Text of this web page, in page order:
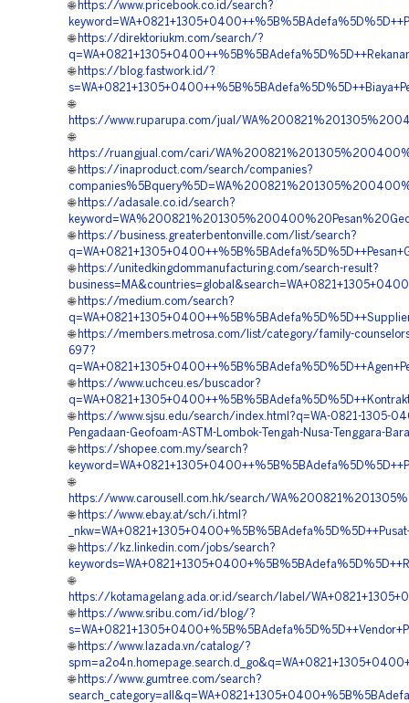
🌐 https://www.pricebook.co.id/search?
🌐 https://direktoriukm.com/search/?
🌐 https://blog.fastwork.id/?
🌐
https://www.ruparupa.com/jual/
🌐
https://ruangjual.com/cari/
🌐 https://inaproduct.com/search/companies?
🌐 https://adasale.co.id/search?
🌐 https://business.greaterbentonville.com/list/search?
🌐 https://unitedkingdommanufacturing.com/search-result?
🌐 https://medium.com/search?
🌐 https://members.metrosa.com/list/category/family-
697?
🌐 https://www.uchceu.es/buscador?
🌐 https://www.sjsu.edu/search/index.html?q=WA-0821-1305-
Pengadaan-Geofoam-ASTM-Lombok-Tengah-Nusa-Tenggara-
🌐 https://shopee.com.my/search?
🌐
https://www.carousell.com.hk/search/
🌐 https://www.ebay.at/sch/i.html?
🌐 https://kz.linkedin.com/jobs/search?
🌐
https://kotamagelang.ada.or.id/search/label/
🌐 https://www.sribu.com/id/blog/?
🌐 https://www.lazada.vn/catalog/?
🌐 https://www.gumtree.com/search?